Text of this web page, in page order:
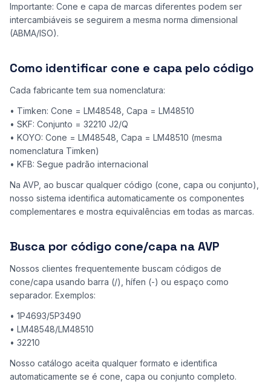
Importante: Cone e capa de marcas diferentes podem ser
intercambiáveis se seguirem a mesma norma dimensional
(ABMA/ISO).
Como identificar cone e capa pelo código
Cada fabricante tem sua nomenclatura:
• Timken: Cone = LM48548, Capa = LM48510
• SKF: Conjunto = 32210 J2/Q
• KOYO: Cone = LM48548, Capa = LM48510 (mesma
nomenclatura Timken)
• KFB: Segue padrão internacional
Na AVP, ao buscar qualquer código (cone, capa ou conjunto),
nosso sistema identifica automaticamente os componentes
complementares e mostra equivalências em todas as marcas.
Busca por código cone/capa na AVP
Nossos clientes frequentemente buscam códigos de
cone/capa usando barra (/), hífen (-) ou espaço como
separador. Exemplos:
• 1P4693/5P3490
• LM48548/LM48510
• 32210
Nosso catálogo aceita qualquer formato e identifica
automaticamente se é cone, capa ou conjunto completo.